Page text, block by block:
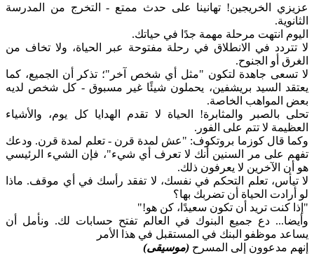
عزيزي الخريجين! تهانينا على حدث ممتع - التخرج من المدرسة
الثانوية.
اليوم انتهت مرحلة مهمة جدًا في حياتك.
لا تتردد في الانطلاق في رحلة مفتوحة عبر الحياة، ولا تخاف من
الغرق أو الجنوح.
لا تسعى جاهدة لتكون "مثل أي شخص آخر"؛ تذكر أن الجميع، كما
يعتقد السيد بريشفين، يحملون شيئًا غير مسبوق - كل شخص لديه
بعض المواهب الخاصة.
تحلى بالصبر والمثابرة! الحياة لا تقدم الهدايا كل يوم، والأشياء
العظيمة لا تتم على الفور.
وكما قال كوزما بروتكوف: "عش لمدة قرن - تعلم لمدة قرن. ودعك
تفهم على مر السنين أنك لا تعرف أي شيء"، فإن الشيء الرئيسي
هو أن الآخرين لا يعرفون ذلك.
لا تيأس، تعلم التحكم في نفسك، لا تفقد رأسك في أي موقف. ماذا
لو أرادت الحياة أن تضربك بها؟
"إذا كنت تريد أن تكون سعيدًا، كن هو!"
وأيضا... دع جميع البنوك في العالم تفتح حسابات لك. ونأمل أن
يساعد موظفو البنك في المستقبل في هذا الأمر
إنهم مدعوون إلى المسرح (موسيقى)